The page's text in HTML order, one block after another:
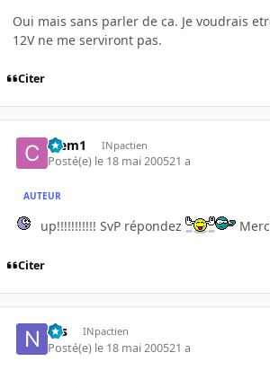
Oui mais sans parler de ca. Je voudrais
12V ne me serviront pas.
Citer
Clem1 INpactien
Posté(e) le 18 mai 200521 a
AUTEUR
up!!!!!!!!!!! SvP répondez
Citer
Nis INpactien
Posté(e) le 18 mai 200521 a